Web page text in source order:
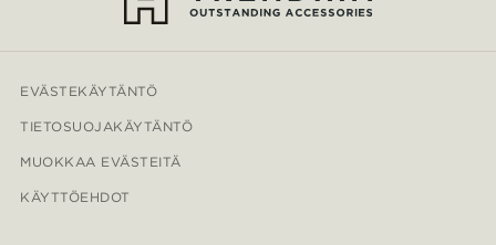
EVÄSTEKÄYTÄNTÖ
TIETOSUOJAKÄYTÄNTÖ
MUOKKAA EVÄSTEITÄ
KÄYTTÖEHDOT